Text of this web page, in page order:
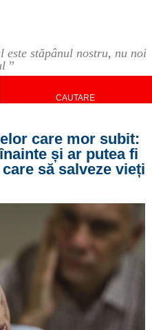
este stăpânul nostru, nu noi
”
CAUTARE
care mor subit:
și ar putea fi
să salveze vieți